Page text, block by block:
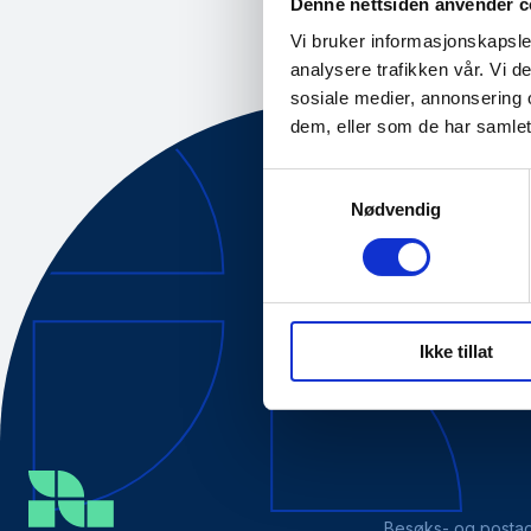
Vi bruker
analysere trafikken vår. Vi
sosiale medier,
dem, eller som de har
Nødvendig
Ikke tillat
Om oss